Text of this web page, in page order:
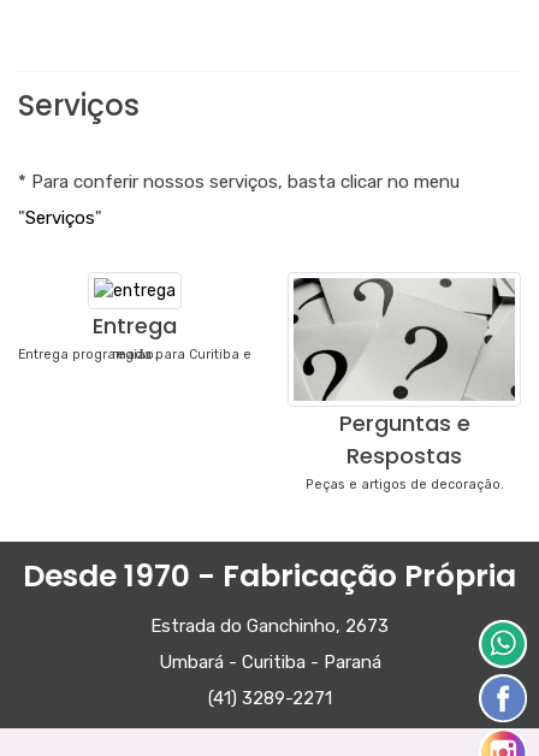
Serviços
* Para conferir nossos serviços, basta clicar no menu
"Serviços"
Entrega
Entrega programada para Curitiba e região.
Perguntas e
Respostas
Peças e artigos de decoração.
Desde 1970 - Fabricação Própria
Estrada do Ganchinho, 2673
Umbará - Curitiba - Paraná
(41) 3289-2271